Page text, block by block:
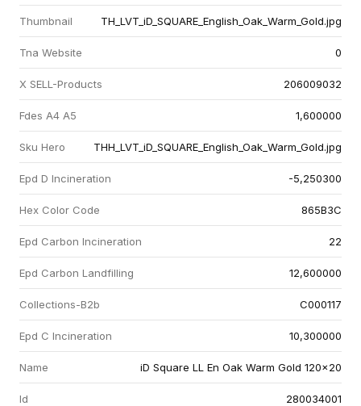
Thumbnail TH_LVT_iD_SQUARE_English_Oak_Warm_Gold.jpg
Tna Website 0
X SELL-Products 206009032
Fdes A4 A5 1,600000
Sku Hero THH_LVT_iD_SQUARE_English_Oak_Warm_Gold.jpg
Epd D Incineration -5,250300
Hex Color Code 865B3C
Epd Carbon Incineration 22
Epd Carbon Landfilling 12,600000
Collections-B2b C000117
Epd C Incineration 10,300000
Name iD Square LL En Oak Warm Gold 120x20
Id 280034001